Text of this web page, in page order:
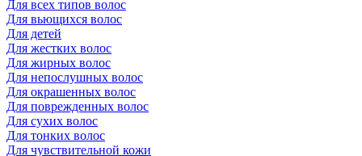
Для всех типов волос
Для вьющихся волос
Для детей
Для жестких волос
Для жирных волос
Для непослушных волос
Для окрашенных волос
Для поврежденных волос
Для сухих волос
Для тонких волос
Для чувствительной кожи